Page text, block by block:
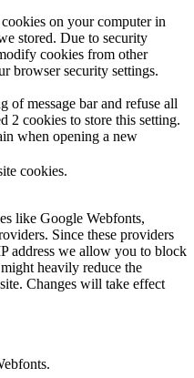
on your computer in
stored. Due to security
cookies from other
browser security settings.
of message bar and refuse all
2 cookies to store this setting.
when opening a new
cookies.
like Google Webfonts,
Since these providers
address we allow you to block
heavily reduce the
Changes will take effect